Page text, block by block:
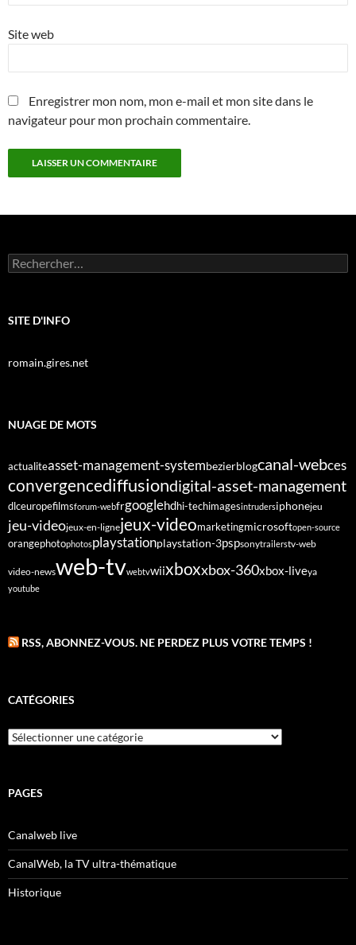
Site web
Enregistrer mon nom, mon e-mail et mon site dans le
navigateur pour mon prochain commentaire.
Rechercher :
SITE D'INFO
romain.gires.net
NUAGE DE MOTS
actualiteasset-management-systembezierblogcanal-webces
convergencediffusiondigital-asset-management
dlceuropefilmsforum-webfrgooglehdhi-techimagesintrudersiphonejeu
jeu-videojeux-en-lignejeux-videomarketingmicrosoftopen-source
orangephotophotosplaystationplaystation-3pspsonytrailerstv-web
video-newsweb-tvwebtvwiixboxxbox-360xbox-liveya
youtube
RSS, ABONNEZ-VOUS. NE PERDEZ PLUS VOTRE TEMPS !
CATÉGORIES
Catégories
PAGES
Canalweb live
CanalWeb, la TV ultra-thématique
Historique